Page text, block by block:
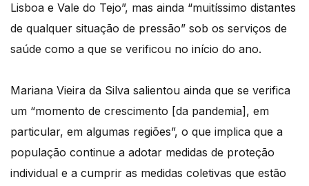
Lisboa e Vale do Tejo”, mas ainda “muitíssimo distantes
de qualquer situação de pressão” sob os serviços de
saúde como a que se verificou no início do ano.
Mariana Vieira da Silva salientou ainda que se verifica
um “momento de crescimento [da pandemia], em
particular, em algumas regiões”, o que implica que a
população continue a adotar medidas de proteção
individual e a cumprir as medidas coletivas que estão